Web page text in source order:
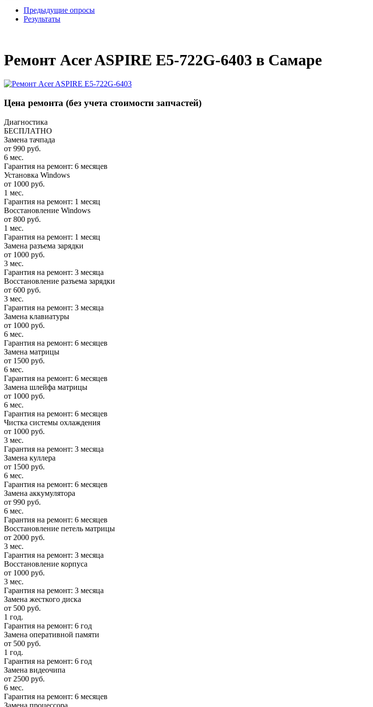
Предыдущие опросы
Результаты
Ремонт Acer ASPIRE E5-722G-6403 в Самаре
Цена ремонта (без учета стоимости запчастей)
Диагностика
БЕСПЛАТНО
Замена тачпада
от 990 руб.
6 мес.
Гарантия на ремонт: 6 месяцев
Установка Windows
от 1000 руб.
1 мес.
Гарантия на ремонт: 1 месяц
Восстановление Windows
от 800 руб.
1 мес.
Гарантия на ремонт: 1 месяц
Замена разъема зарядки
от 1000 руб.
3 мес.
Гарантия на ремонт: 3 месяца
Восстановление разъема зарядки
от 600 руб.
3 мес.
Гарантия на ремонт: 3 месяца
Замена клавиатуры
от 1000 руб.
6 мес.
Гарантия на ремонт: 6 месяцев
Замена матрицы
от 1500 руб.
6 мес.
Гарантия на ремонт: 6 месяцев
Замена шлейфа матрицы
от 1000 руб.
6 мес.
Гарантия на ремонт: 6 месяцев
Чистка системы охлаждения
от 1000 руб.
3 мес.
Гарантия на ремонт: 3 месяца
Замена куллера
от 1500 руб.
6 мес.
Гарантия на ремонт: 6 месяцев
Замена аккумулятора
от 990 руб.
6 мес.
Гарантия на ремонт: 6 месяцев
Восстановление петель матрицы
от 2000 руб.
3 мес.
Гарантия на ремонт: 3 месяца
Восстановление корпуса
от 1000 руб.
3 мес.
Гарантия на ремонт: 3 месяца
Замена жесткого диска
от 500 руб.
1 год.
Гарантия на ремонт: 6 год
Замена оперативной памяти
от 500 руб.
1 год.
Гарантия на ремонт: 6 год
Замена видеочипа
от 2500 руб.
6 мес.
Гарантия на ремонт: 6 месяцев
Замена процессора